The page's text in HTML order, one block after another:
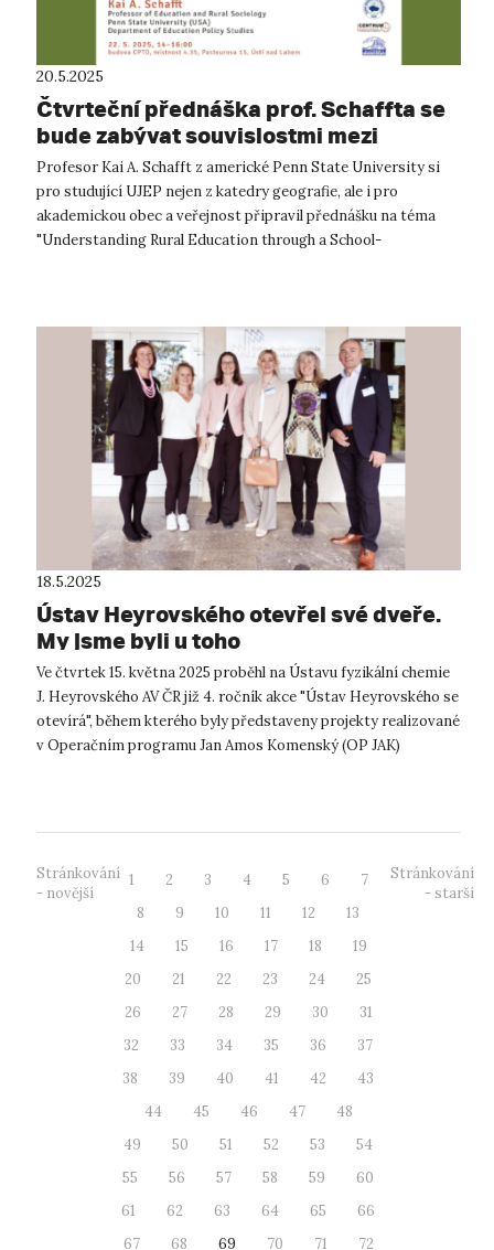
20.5.2025
Čtvrteční přednáška prof. Schaffta se
bude zabývat souvislostmi mezi
vzděláváním na venkově a komunitou
Profesor Kai A. Schafft z americké Penn State University si
pro studující UJEP nejen z katedry geografie, ale i pro
akademickou obec a veřejnost připravil přednášku na téma
"Understanding Rural Education through a School-
18.5.2025
Ústav Heyrovského otevřel své dveře.
My jsme byli u toho
Ve čtvrtek 15. května 2025 proběhl na Ústavu fyzikální chemie
J. Heyrovského AV ČR již 4. ročník akce "Ústav Heyrovského se
otevírá", během kterého byly představeny projekty realizované
v Operačním programu Jan Amos Komenský (OP JAK)
Stránkování
- novější
1 2 3 4 5 6
7
8
9 10 11 12
13
14
15 16 17 18
19
20
21 22 23 24
25
26
27 28 29 30
31
32
33 34 35 36
37
38
39 40 41 42
43
44
45 46 47
48
49
50 51 52 53
54
55
56 57 58 59
60
61
62 63 64 65
66
67
68 69 70 71
72
Stránkování
- starší